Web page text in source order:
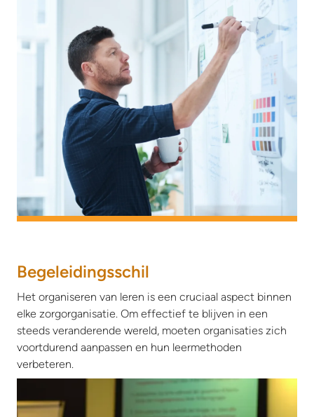
Begeleidingsschil
Het organiseren van leren is een cruciaal aspect binnen
elke zorgorganisatie. Om effectief te blijven in een
steeds veranderende wereld, moeten organisaties zich
voortdurend aanpassen en hun leermethoden
verbeteren.